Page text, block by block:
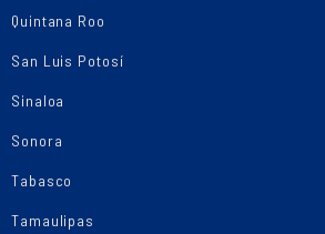
Quintana Roo
San Luis Potosí
Sinaloa
Sonora
Tabasco
Tamaulipas